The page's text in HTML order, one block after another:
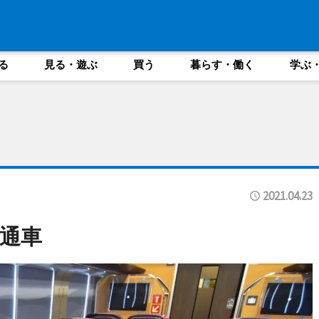
見る・遊ぶ 買う 暮らす・働く 学ぶ
2021.04.23
車